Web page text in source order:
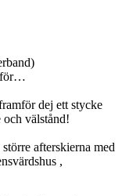
dej ett stycke
välstånd!
afterskierna med
,